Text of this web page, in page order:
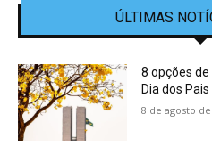
ÚLTIMAS
8 opções
Dia dos
8 de agosto